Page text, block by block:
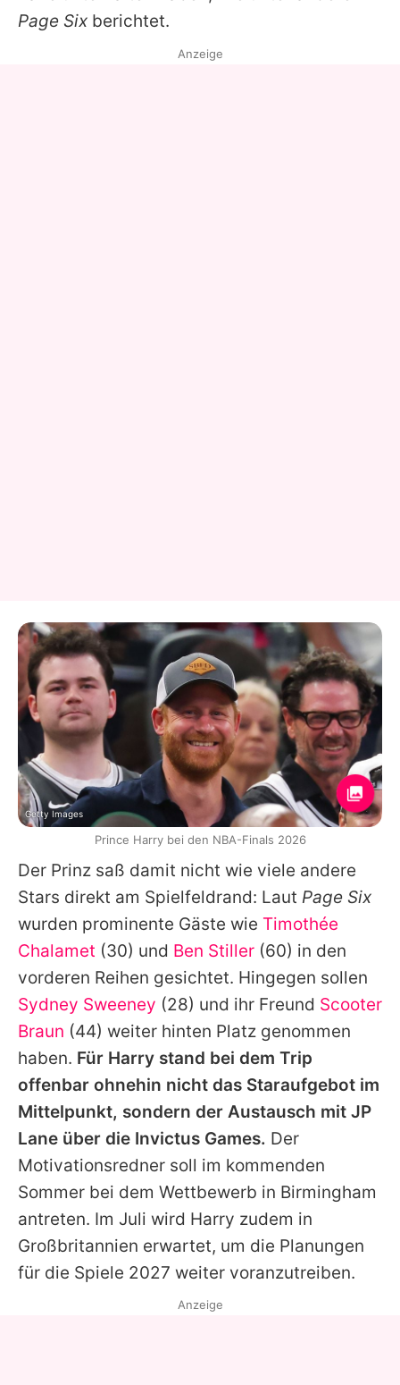
Nutzungsbedingungen
Utiq verwalten
Page Six berichtet.
Der Prinz saß damit nicht wie viele andere
Stars direkt am Spielfeldrand: Laut Page Six
wurden prominente Gäste wie Timothée
Chalamet (30) und Ben Stiller (60) in den
vorderen Reihen gesichtet. Hingegen sollen
Sydney Sweeney (28) und ihr Freund Scooter
Braun (44) weiter hinten Platz genommen
haben. Für Harry stand bei dem Trip
offenbar ohnehin nicht das Staraufgebot im
Mittelpunkt, sondern der Austausch mit JP
Lane über die Invictus Games. Der
Motivationsredner soll im kommenden
Sommer bei dem Wettbewerb in Birmingham
antreten. Im Juli wird Harry zudem in
Großbritannien erwartet, um die Planungen
für die Spiele 2027 weiter voranzutreiben.
Anzeige
Getty Images
Prince Harry bei den NBA-Finals 2026
Anzeige